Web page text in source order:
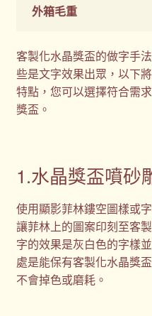
外箱毛重
客製化水晶獎盃的做字手
些是文字效果出眾，以下
特點，您可以選擇符合需
獎盃。
1.水晶獎盃噴砂
使用顯影菲林鏤空圖樣或
讓菲林上的圖案印刻至客
字的效果是灰白色的字樣
處是能保有客製化水晶獎
不會掉色或磨耗。